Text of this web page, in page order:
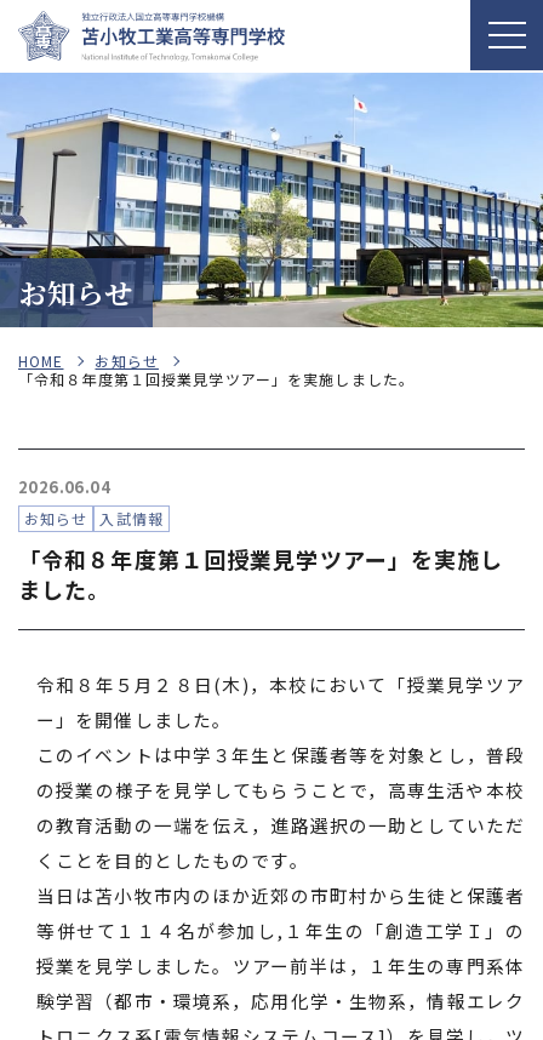
お知らせ
HOME
お知らせ
「令和８年度第１回授業見学ツアー」を実施しました。
2026.06.04
お知らせ 入試情報
「令和８年度第１回授業見学ツアー」を実施し
ました。
令和８年５月２８日(木)，本校において「授業見学ツア
ー」を開催しました。
このイベントは中学３年生と保護者等を対象とし，普段
の授業の様子を見学してもらうことで，高専生活や本校
の教育活動の一端を伝え，進路選択の一助としていただ
くことを目的としたものです。
当日は苫小牧市内のほか近郊の市町村から生徒と保護者
等併せて１１４名が参加し,１年生の「創造工学Ｉ」の
授業を見学しました。ツアー前半は，１年生の専門系体
験学習（都市・環境系，応用化学・生物系，情報エレク